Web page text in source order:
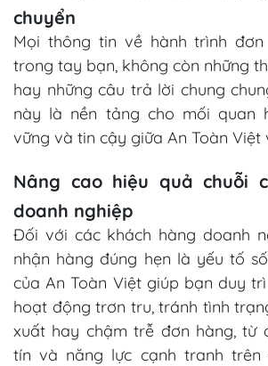
chuyển
Mọi thông tin về hành trình
trong tay bạn, không còn những
hay những câu trả lời chung
này là nền tảng cho mối quan
vững và tin cậy giữa An Toàn Việt
Nâng cao hiệu quả chuỗi
doanh nghiệp
Đối với các khách hàng doanh
nhận hàng đúng hẹn là yếu tố
của An Toàn Việt giúp bạn duy
hoạt động trơn tru, tránh tình
xuất hay chậm trễ đơn hàng, từ
tín và năng lực cạnh tranh trên